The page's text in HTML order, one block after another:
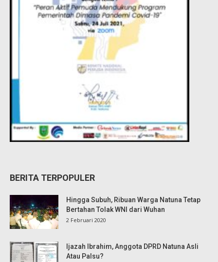
BERITA TERPOPULER
Hingga Subuh, Ribuan Warga Natuna Tetap
Bertahan Tolak WNI dari Wuhan
2 Februari 2020
Ijazah Ibrahim, Anggota DPRD Natuna Asli
Atau Palsu?